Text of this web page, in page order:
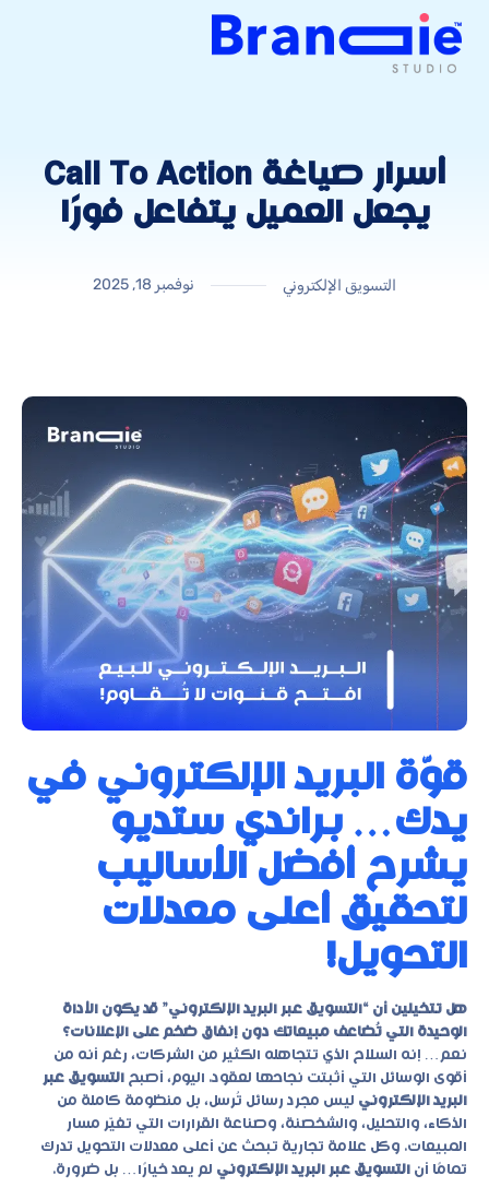
أسرار صياغة Call To Action
يجعل العميل يتفاعل فورًا
التسويق الإلكتروني نوفمبر 18, 2025
قوّة البريد الإلكتروني في
يدك… براندي ستديو
يشرح أفضل الأساليب
لتحقيق أعلى معدلات
التحويل!
هل تتخيلين أن “التسويق عبر البريد الإلكتروني” قد يكون الأداة
الوحيدة التي تُضاعف مبيعاتك دون إنفاق ضخم على الإعلانات؟
نعم… إنه السلاح الذي تتجاهله الكثير من الشركات، رغم أنه من
أقوى الوسائل التي أثبتت نجاحها لعقود. اليوم، أصبح التسويق عبر
البريد الإلكتروني ليس مجرد رسائل تُرسل، بل منظومة كاملة من
الذكاء، والتحليل، والشخصنة، وصناعة القرارات التي تغيّر مسار
المبيعات. وكل علامة تجارية تبحث عن أعلى معدلات التحويل تدرك
تمامًا أن التسويق عبر البريد الإلكتروني لم يعد خيارًا… بل ضرورة.